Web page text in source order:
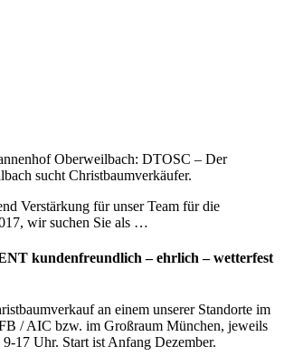
Oberweilbach: DTOSC – Der
sucht Christbaumverkäufer.
Verstärkung für unser Team für die
wir suchen Sie als …
kundenfreundlich – ehrlich – wetterfest
an einem unserer Standorte im
/ AIC bzw. im Großraum München, jeweils
17 Uhr. Start ist Anfang Dezember.